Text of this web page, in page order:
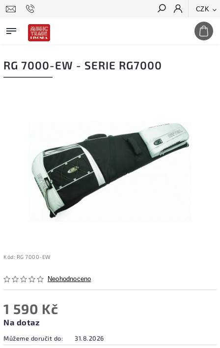
CZK
Hledat
RG 7000-EW - SERIE RG7000
Kód: RG 7000-EW
Neohodnoceno
1 590 Kč
Na dotaz
Můžeme doručit do: 31.8.2026